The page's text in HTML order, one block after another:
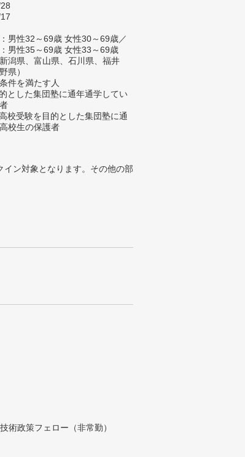
男性32～69歳 女性30～69歳／
男性35～69歳 女性33～69歳
潟県、富山県、石川県、福井
県）
件を満たす人
とした集団塾に通年通学してい
校受験を目的とした集団塾に通
校生の保護者
ン対象となります。その他の部
術政策フェロー（非常勤）